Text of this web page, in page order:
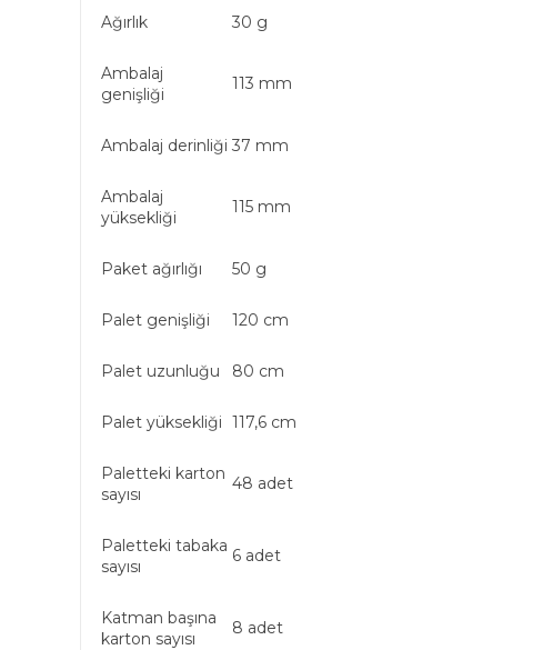
Ağırlık 30 g
Ambalaj
genişliği
113 mm
Ambalaj derinliği 37 mm
Ambalaj
yüksekliği
115 mm
Paket ağırlığı 50 g
Palet genişliği 120 cm
Palet uzunluğu 80 cm
Palet yüksekliği 117,6 cm
Paletteki karton
sayısı
48 adet
Paletteki tabaka
sayısı
6 adet
Katman başına
karton sayısı
8 adet